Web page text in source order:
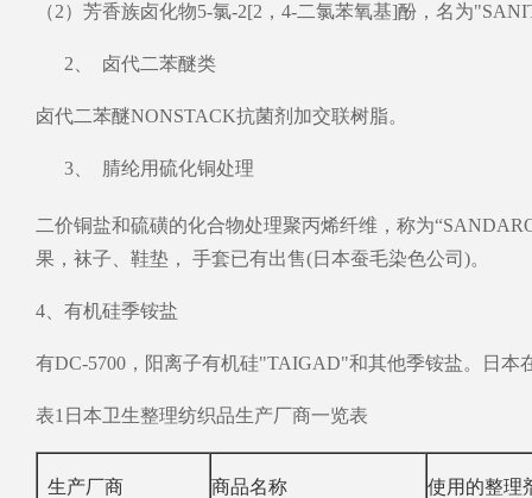
（2）芳香族卤化物5-氯-2[2，4-二氯苯氧基]酚，名为
2、 卤代二苯醚类
卤代二苯醚NONSTACK抗菌剂加交联树脂。
3、 腈纶用硫化铜处理
二价铜盐和硫磺的化合物处理聚丙烯纤维，称为
果，袜子、鞋垫， 手套已有出售(日本蚕毛染色公司)。
4、有机硅季铵盐
有DC-5700，阳离子有机硅"TAIGAD"和其他季铵盐。日
表1日本卫生整理纺织品生产厂商一览表
生产厂商 商品名称 使用的整理